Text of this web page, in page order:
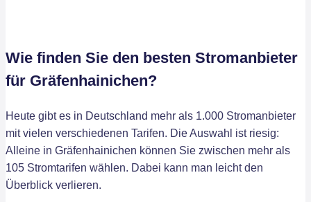
Wie finden Sie den besten Stromanbieter
für Gräfenhainichen?
Heute gibt es in Deutschland mehr als 1.000 Stromanbieter
mit vielen verschiedenen Tarifen. Die Auswahl ist riesig:
Alleine in Gräfenhainichen können Sie zwischen mehr als
105 Stromtarifen wählen. Dabei kann man leicht den
Überblick verlieren.